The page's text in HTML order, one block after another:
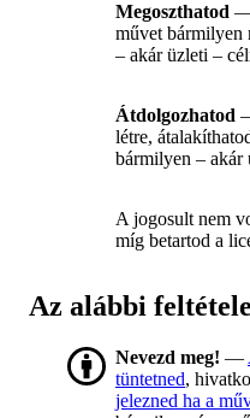
Megoszthatod —
művet bármilyen
– akár üzleti –
Átdolgozhatod
létre,
bármilyen – akár
A jogosult nem
míg betartod a
Az alábbi
Nevezd meg! —
tüntetned,
jelezned ha a